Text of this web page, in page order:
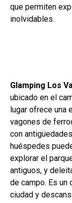
que permiten
inolvidables.
Glamping Los
ubicado en el
lugar ofrece una
vagones de
con
huéspedes
explorar el
antiguos, y
de campo. Es
ciudad y